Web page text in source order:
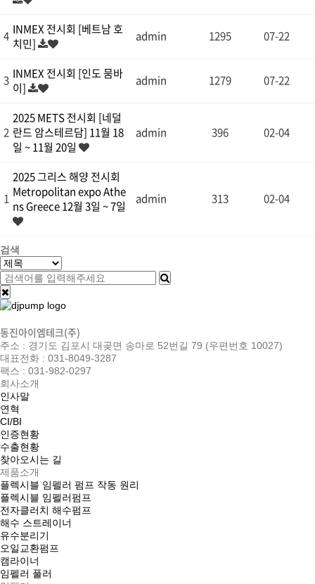
4 INMEX 전시회 [베트남 호
치민]
admin 1295 07-22
3 INMEX 전시회 [인도 뭄바
이]
admin 1279 07-22
2
2025 METS 전시회 [네덜
란드 암스테르담] 11월 18
일 ~ 11월 20일
admin 396 02-04
1
2025 그리스 해양 전시회
Metropolitan expo Athe
ns Greece 12월 3일 ~ 7일
admin 313 02-04
검색
동진아이엠테크(주)
주소 : 경기도 김포시 대곶면 송마로 52번길 79 (우편번호 10027)
대표전화 : 031-8049-3287
팩스 : 031-982-0297
회사소개
인사말
연혁
CI/BI
인증현황
수출현황
찾아오시는 길
제품소개
플렉시블 임펠러 펌프 작동 원리
플렉시블 임펠러펌프
전자클러치 해수펌프
해수 스트레이너
유수분리기
오일교환펌프
캠라이너
임펠러 풀러